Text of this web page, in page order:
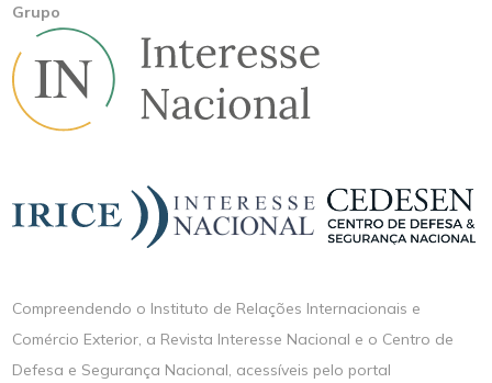
Grupo
Compreendendo o Instituto de Relações Internacionais e
Comércio Exterior, a Revista Interesse Nacional e o Centro de
Defesa e Segurança Nacional, acessíveis pelo portal